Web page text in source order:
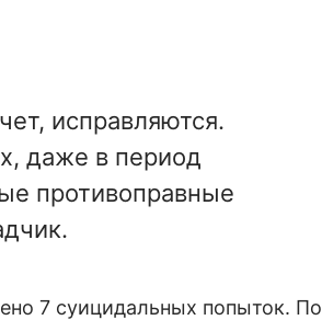
исправляются.
даже в период
противоправные
7 суицидальных попыток. По